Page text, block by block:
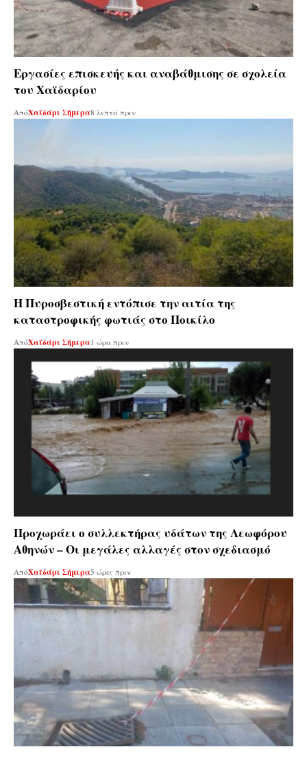
Εργασίες επισκευής και αναβάθμισης σε σχολεία
του Χαϊδαρίου
ΑπόΧαϊδάρι Σήμερα8 λεπτά πριν
Η Πυροσβεστική εντόπισε την αιτία της
καταστροφικής φωτιάς στο Ποικίλο
ΑπόΧαϊδάρι Σήμερα1 ώρα πριν
Προχωράει ο συλλεκτήρας υδάτων της Λεωφόρου
Αθηνών – Οι μεγάλες αλλαγές στον σχεδιασμό
ΑπόΧαϊδάρι Σήμερα5 ώρες πριν